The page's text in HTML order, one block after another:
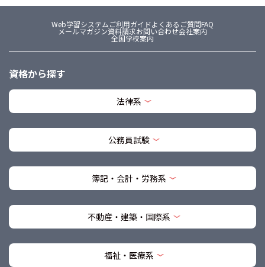
Web学習システムご利用ガイドよくあるご質問FAQ
メールマガジン資料請求お問い合わせ会社案内
全国学校案内
資格から探す
法律系
公務員試験
簿記・会計・労務系
不動産・建築・国際系
福祉・医療系